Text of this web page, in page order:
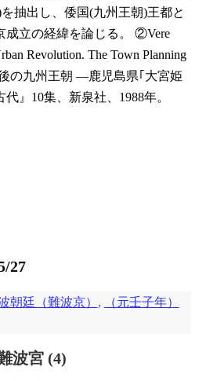
抽出し、倭国(九州王朝)王都と
立の経緯を論じる。
②Vere
Revolution. The Town Planning
の九州王朝 ―鹿児島県｢大宮姫
』10集、新泉社、1988年。
27
朝廷（難波京） ,
（元壬子年）
波宮 (4)